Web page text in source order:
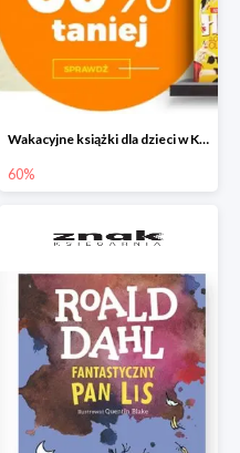
Wakacyjne książki dla dzieci w Księgarni Znak do -60%
60%